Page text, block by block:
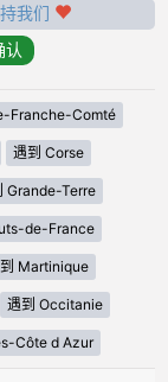
我们
Franche-Comté
遇到 Corse
Grande-Terre
de-France
Martinique
遇到 Occitanie
Côte d Azur